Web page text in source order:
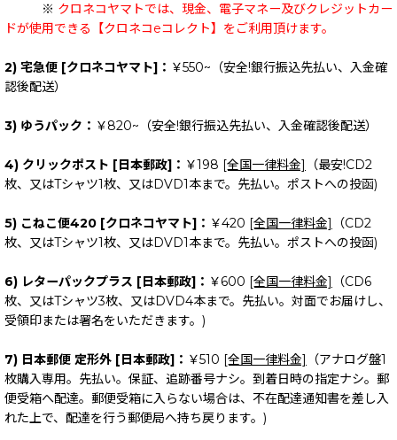
Punkmart
☆ BAND: 0~9
☆ BAND: C
☆ BAND: D
☆ BAND: F
☆ BAND: H
☆ BAND: I
RAGGAE ROCK | SURF ROCK
HARDCORE
BAD TIME RECORDS
SKUNK RECORDS
CD
DVD
VINYL RECORDS (7" 10" 12")・アナログレコード (7" 10" 12")
T-SHIRTS・Tシャツ
※ クロネコヤマトでは、現金、電子マネー及びクレジットカー
ドが使用できる【クロネコeコレクト】をご利用頂けます。
2) 宅急便 [クロネコヤマト]： ￥550~（安全!銀行振込先払い、入金確
認後配送）
3) ゆうパック： ￥820~（安全!銀行振込先払い、入金確認後配送）
4) クリックポスト [日本郵政]： ￥198 [全国一律料金]
（最安!CD2
枚、又はTシャツ1枚、又はDVD1本まで。先払い。ポストへの投函)
5) こねこ便420 [クロネコヤマト]： ￥420 [全国一律料金]
（CD2
枚、又はTシャツ1枚、又はDVD1本まで。先払い。ポストへの投函)
6) レターパックプラス [日本郵政]： ￥600 [全国一律料金]
（CD6
枚、又はTシャツ3枚、又はDVD4本まで。先払い。対面でお届けし、
受領印または署名をいただきます。)
7) 日本郵便 定形外 [日本郵政]： ￥510 [全国一律料金]
（アナログ盤1
枚購入専用。先払い。保証、追跡番号ナシ。到着日時の指定ナシ。郵
便受箱へ配達。郵便受箱に入らない場合は、不在配達通知書を差し入
れた上で、配達を行う郵便局へ持ち戻ります。)